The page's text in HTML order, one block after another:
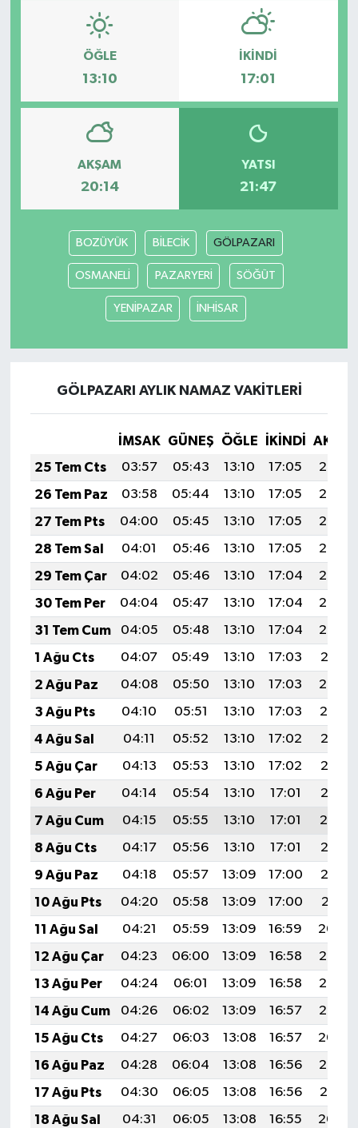
ÖĞLE
13:10
İKINDI
17:01
AKŞAM
20:14
YATSI
21:47
BOZÜYÜK BİLECİK GÖLPAZARI
OSMANELİ PAZARYERİ SÖĞÜT
YENİPAZAR İNHİSAR
GÖLPAZARI AYLIK NAMAZ VAKITLERI
İMSAK GÜNEŞ ÖĞLE İKINDI
25 Tem Cts
03:57 05:43 13:10 17:05
20:28
26 Tem Paz
03:58 05:44 13:10 17:05
20:27
27 Tem Pts
04:00 05:45 13:10 17:05
20:26
28 Tem Sal
04:01 05:46 13:10 17:05
20:25
29 Tem Çar
04:02 05:46 13:10 17:04
20:24
30 Tem Per
04:04 05:47 13:10 17:04
20:23
31 Tem Cum
04:05 05:48 13:10 17:04
20:22
1 Ağu Cts
04:07 05:49 13:10 17:03
20:21
2 Ağu Paz
04:08 05:50 13:10 17:03
20:20
3 Ağu Pts
04:10 05:51 13:10 17:03
20:19
4 Ağu Sal
04:11 05:52 13:10 17:02
20:18
5 Ağu Çar
04:13 05:53 13:10 17:02
20:17
6 Ağu Per
04:14 05:54 13:10 17:01
20:16
7 Ağu Cum
04:15 05:55 13:10 17:01
20:14
8 Ağu Cts
04:17 05:56 13:10 17:01
20:13
9 Ağu Paz
04:18 05:57 13:09 17:00
20:12
10 Ağu Pts
04:20 05:58 13:09 17:00
20:11
11 Ağu Sal
04:21 05:59 13:09 16:59
20:09
12 Ağu Çar
04:23 06:00 13:09 16:58
20:08
13 Ağu Per
04:24 06:01 13:09 16:58
20:07
14 Ağu Cum
04:26 06:02 13:09 16:57
20:06
15 Ağu Cts
04:27 06:03 13:08 16:57
20:04
16 Ağu Paz
04:28 06:04 13:08 16:56
20:03
17 Ağu Pts
04:30 06:05 13:08 16:56
20:01
18 Ağu Sal
04:31 06:05 13:08 16:55
20:00